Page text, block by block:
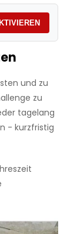
und zu
zu
tagelang
- kurzfristig